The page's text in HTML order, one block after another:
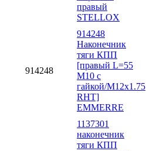
правый
STELLOX
914248
914248
Наконечник
тяги КПП
[правый L=55
M10 с
гайкой/M12x1.75
RHT]
EMMERRE
1137301
наконечник
тяги КПП